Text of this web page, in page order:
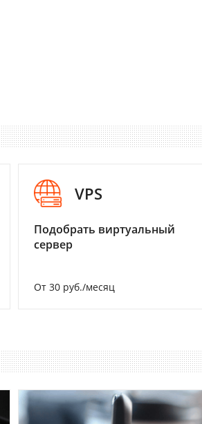
VPS
Подобрать виртуальный
сервер
От 30 руб./месяц